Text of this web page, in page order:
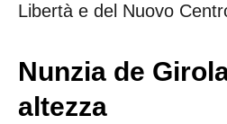
Libertà e del Nuovo
Nunzia de
altezza